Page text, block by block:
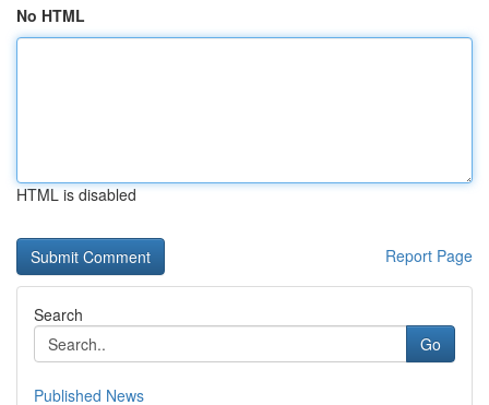
No HTML
HTML is disabled
Report Page
Search
Go
Published News